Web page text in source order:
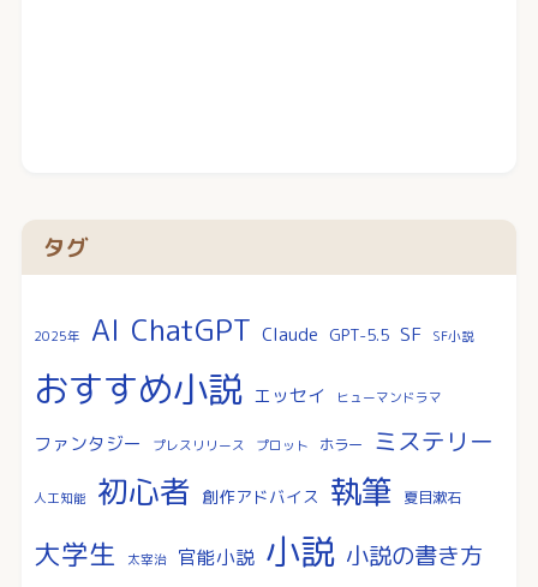
タグ
2025年 AI ChatGPT Claude GPT-5.5 SF SF小説
おすすめ小説 エッセイ ヒューマンドラマ
ファンタジー プレスリリース プロット ホラー ミステリー
人工知能 初心者 創作アドバイス 執筆 夏目漱石
大学生 太宰治 官能小説 小説 小説の書き方